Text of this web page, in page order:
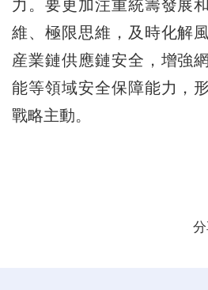
力。要更加注重統籌發展
維、極限思維，及時化解
産業鏈供應鏈安全，增強
能等領域安全保障能力，
戰略主動。
分